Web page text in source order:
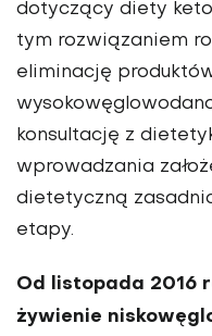
dotyczący diety
tym rozwiązaniem
eliminację
konsultację z
wprowadzania
dietetyczną
etapy.
Od listopada 2016
żywienie